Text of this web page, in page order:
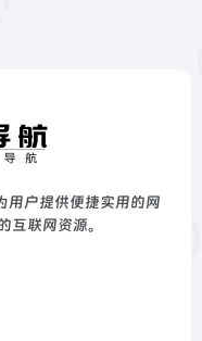
户提供便捷实用的网
互联网资源。